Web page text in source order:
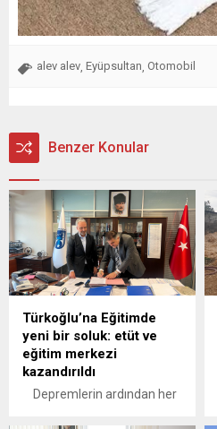
alev alev, Eyüpsultan, Otomobil
Benzer Konular
Türkoğlu’na Eğitimde
yeni bir soluk: etüt ve
eğitim merkezi
kazandırıldı
Depremlerin ardından her